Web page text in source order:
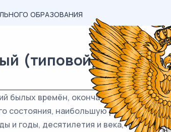
ОБРАЗОВАНИЯ
(типовой)
былых времён, окончательно
состояния, наибольшую роль сыграла
и годы, десятилетия и века, прежде чем